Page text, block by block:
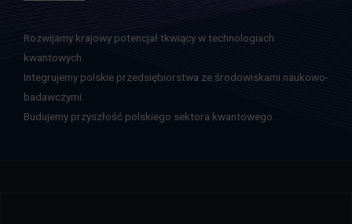
Rozwijamy krajowy potencjał tkwiący w technologiach
kwantowych.
Integrujemy polskie przedsiębiorstwa ze środowiskami naukowo-
badawczymi.
Budujemy przyszłość polskiego sektora kwantowego.